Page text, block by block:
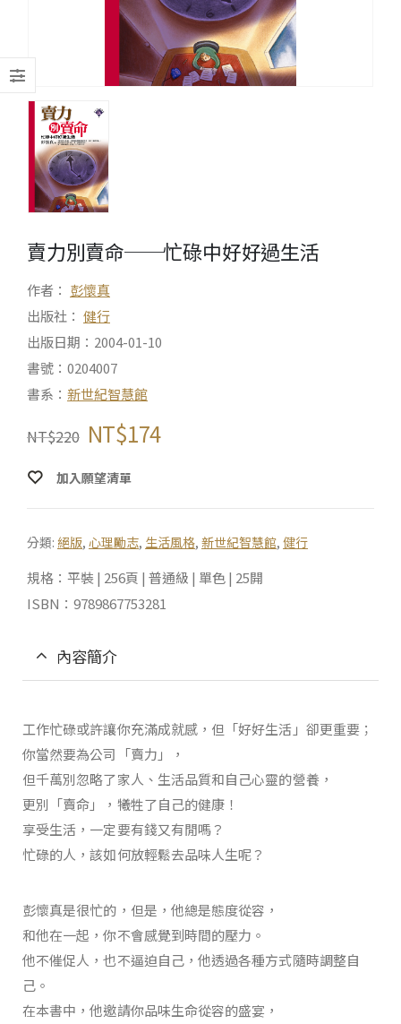
賣力別賣命──忙碌中好好過生活
作者： 彭懷真
出版社： 健行
出版日期：2004-01-10
書號：0204007
書系： 新世紀智慧館
NT$220 NT$174
加入願望清單
分類: 絕版, 心理勵志, 生活風格, 新世紀智慧館, 健行
規格：平裝 | 256頁 | 普通級 | 單色 | 25開
ISBN：9789867753281
內容簡介
工作忙碌或許讓你充滿成就感，但「好好生活」卻更重要；
你當然要為公司「賣力」，
但千萬別忽略了家人、生活品質和自己心靈的營養，
更別「賣命」，犧牲了自己的健康！
享受生活，一定要有錢又有閒嗎？
忙碌的人，該如何放輕鬆去品味人生呢？
彭懷真是很忙的，但是，他總是態度從容，
和他在一起，你不會感覺到時間的壓力。
他不催促人，也不逼迫自己，他透過各種方式隨時調整自
己。
在本書中，他邀請你品味生命從容的盛宴，